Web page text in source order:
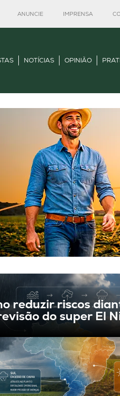
ANUNCIE IMPRENSA
NOTÍCIAS OPINIÃO
reduzir riscos
do super El